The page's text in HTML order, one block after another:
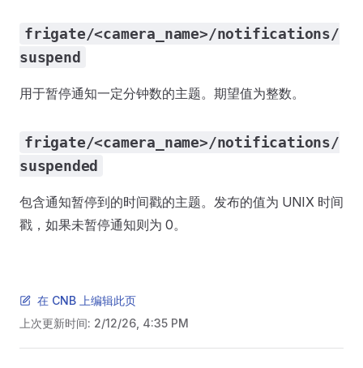
frigate/<camera_name>/notifications/
suspend
用于暂停通知一定分钟数的主题。期望值为整数。
frigate/<camera_name>/notifications/
suspended
包含通知暂停到的时间戳的主题。发布的值为 UNIX 时间
戳，如果未暂停通知则为 0。
在 CNB 上编辑此页
上次更新时间: 2/12/26, 4:35 PM